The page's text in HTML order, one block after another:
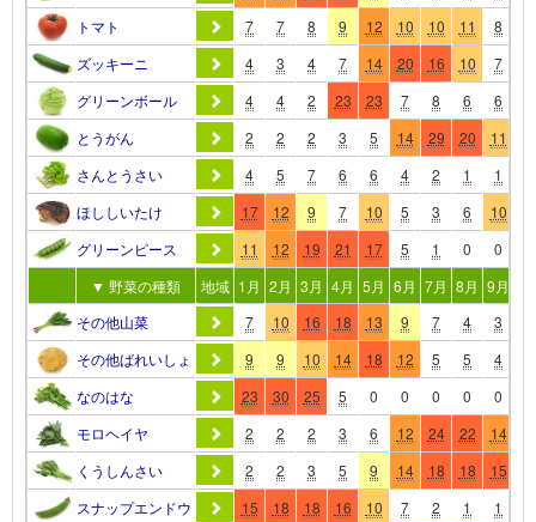
トマト
7 7 8 9 12 10 10 11 8
ズッキーニ
4 3 4 7 14 20 16 10 7
グリーンボール
4 4 2 23 23 7 8 6 6
とうがん
2 2 2 3 5 14 29 20 11
さんとうさい
4 5 7 6 6 4 2 1 1
ほししいたけ
17 12 9 7 10 5 3 6 10
グリーンピース
11 12 19 21 17 5 1 0 0
▼ 野菜の種類
地域 1月 2月 3月 4月 5月 6月 7月 8月 9月
その他山菜
7 10 16 18 13 9 7 4 3
その他ばれいしょ
9 9 10 14 18 12 5 5 4
なのはな
23 30 25 5 0 0 0 0 0
モロヘイヤ
2 2 2 3 6 12 24 22 14
くうしんさい
2 2 3 5 9 14 18 18 15
スナップエンドウ
15 18 18 16 10 7 2 1 1